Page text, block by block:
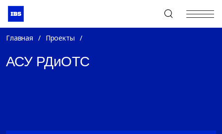
+7 (495) 967-80-80
Главная / Проекты /
АСУ РДиОТС